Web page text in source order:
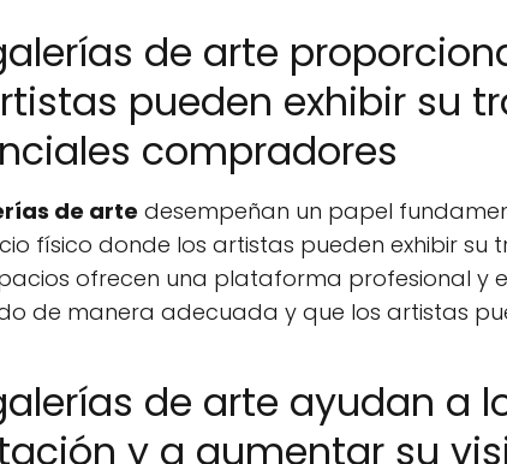
de arte
pueden exhibir su
compradores
de arte desempeñan un papel
físico donde los artistas pueden exhibir
ofrecen una plataforma profesional y
de manera adecuada y que los artistas
de arte ayudan a
y a aumentar su